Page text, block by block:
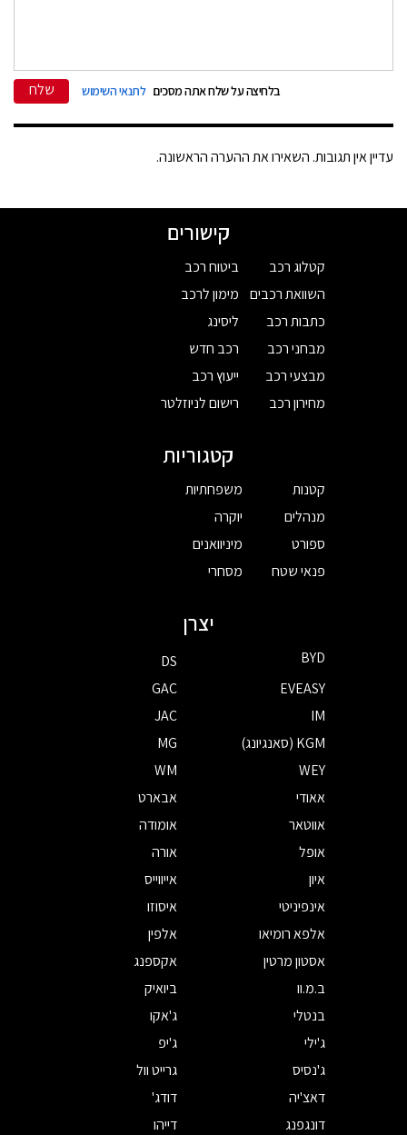
בלחיצה על שלח אתה מסכים לתנאי השימוש שלח
עדיין אין תגובות. השאירו את ההערה הראשונה.
קישורים
קטלוג רכב
השוואת רכבים
כתבות רכב
מבחני רכב
מבצעי רכב
מחירון רכב
ביטוח רכב
מימון לרכב
ליסינג
רכב חדש
ייעוץ רכב
רישום לניוזלטר
קטגוריות
קטנות
מנהלים
ספורט
פנאי שטח
משפחתיות
יוקרה
מיניוואנים
מסחרי
יצרן
BYD
DS
EVEASY
GAC
IM
JAC
KGM (סאנגיונג)
MG
WEY
WM
אאודי
אבארט
אווטאר
אומודה
אופל
אורה
איון
אייווייס
אינפיניטי
איסוזו
אלפא רומיאו
אלפין
אסטון מרטין
אקספנג
ב.מ.וו
ביואיק
בנטלי
ג'אקו
ג'ילי
ג'יפ
ג'נסיס
גרייט וול
דאצ'יה
דודג'
דונגפנג
דייהו